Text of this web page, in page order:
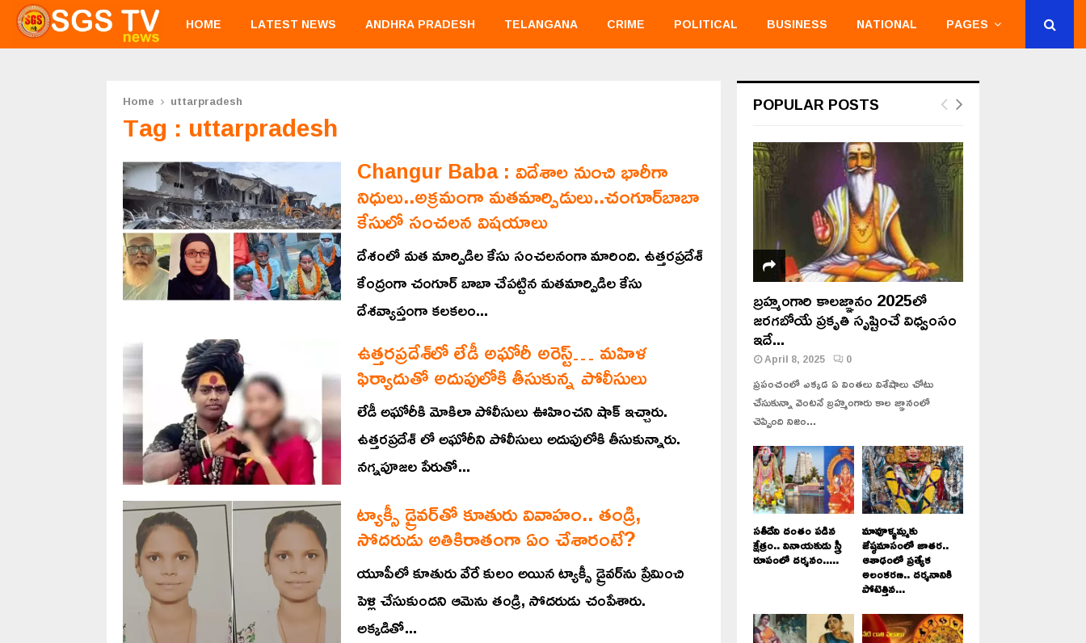
HOME LATEST NEWS ANDHRA PRADESH TELANGANA CRIME POLITICAL BUSINESS NATIONAL PAGES
Home uttarpradesh
Tag : uttarpradesh
Changur Baba : విదేశాల నుంచి భారీగా
నిధులు..అక్రమంగా మతమార్పిడులు..చంగూర్‌బాబా
కేసులో సంచలన విషయాలు
దేశంలో మత మార్పిడిల కేసు సంచలనంగా మారింది. ఉత్తరప్రదేశ్‌
కేంద్రంగా చంగూర్‌ బాబా చేపట్టిన మతమార్పిడిల కేసు
దేశవ్యాప్తంగా కలకలం...
ఉత్తరప్రదేశ్‌లో లేడీ అఘోరీ అరెస్ట్‌… మహిళ
ఫిర్యాదుతో అదుపులోకి తీసుకున్న పోలీసులు
లేడీ అఘోరీకి మోకిలా పోలీసులు ఊహించని షాక్ ఇచ్చారు.
ఉత్తరప్రదేశ్ లో అఘోరీని పోలీసులు అదుపులోకి తీసుకున్నారు.
నగ్నపూజల పేరుతో...
ట్యాక్సీ డ్రైవర్‌తో కూతురు వివాహం.. తండ్రి,
సోదరుడు అతికిరాతంగా ఏం చేశారంటే?
యూపీలో కూతురు వేరే కులం అయిన ట్యాక్సీ డ్రైవర్‌ను ప్రేమించి
పెళ్లి చేసుకుందని ఆమెను తండ్రి, సోదరుడు చంపేశారు.
అక్కడితో...
POPULAR POSTS
బ్రహ్మంగారి కాలజ్ఞానం 2025లో
జరగబోయే ప్రకృతి సృష్టించే విధ్వంసం
ఇదే...
April 8, 2025 0
ప్రపంచంలో ఎక్కడ ఏ వింతలు విశేషాలు చోటు
చేసుకున్నా వెంటనే బ్రహ్మంగారు కాల జ్ఞానంలో
చెప్పింది నిజం...
సతీదేవి దంతం పడిన
క్షేత్రం.. వినాయకుడు స్త్రీ
రూపంలో దర్శనం.....
మావూళ్ళమ్మకు
జేష్ఠమాసంలో జాతర..
ఆశాఢంలో ప్రత్యేక
అలంకరణ.. దర్శనానికి
పోటెత్తిన...